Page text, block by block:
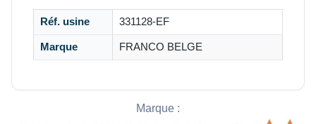
Réf. usine 331128-EF
Marque FRANCO BELGE
Marque :